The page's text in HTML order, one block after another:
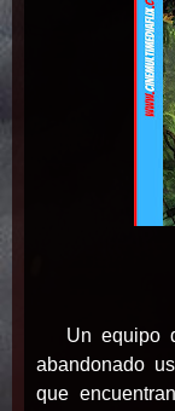
Un equipo
abandonado
que